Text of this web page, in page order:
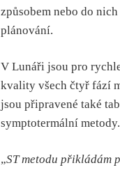
způsobem nebo do
plánování.
V Lunáři jsou pro
kvality všech čtyř fází
jsou připravené také
symptotermální
„ST metodu přikládám